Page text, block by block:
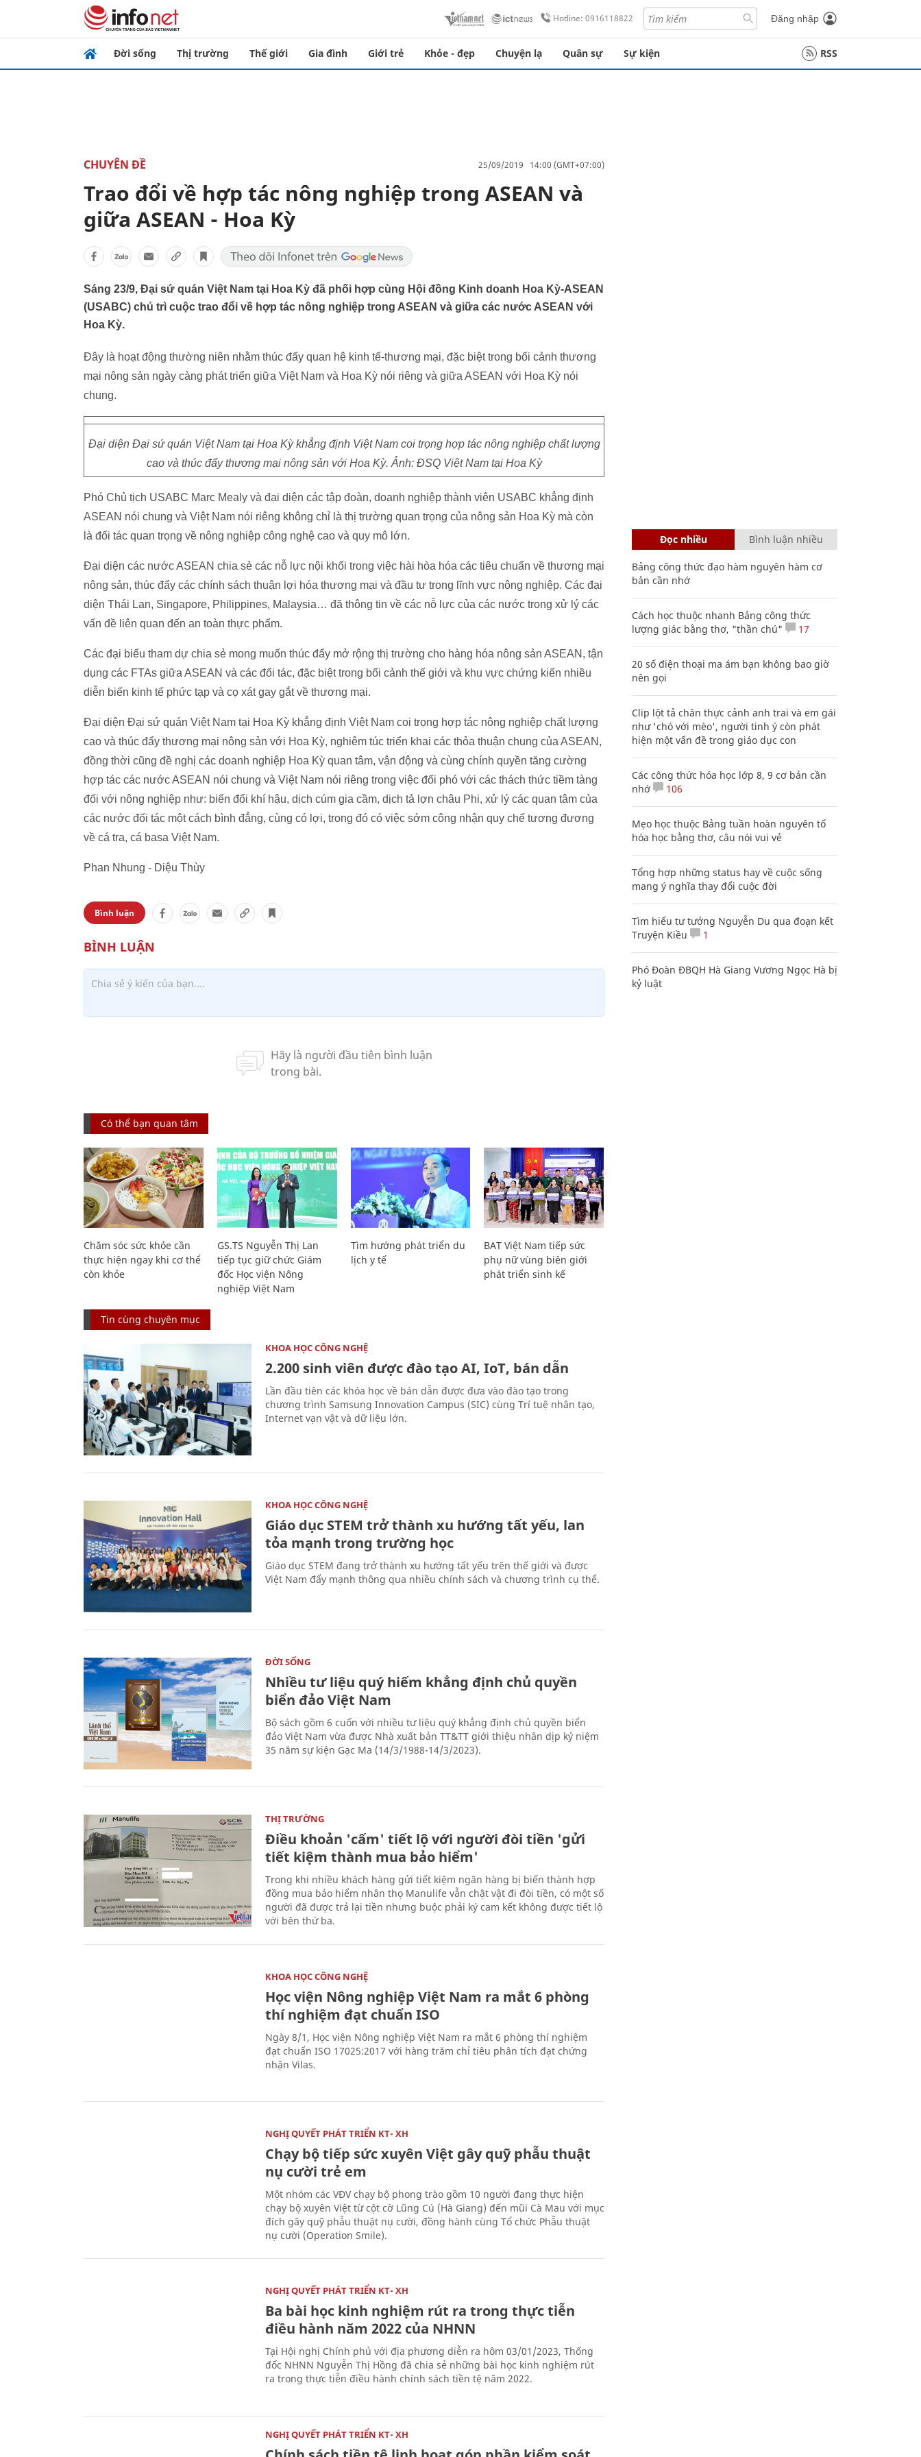
Hotline: 0916118822 Đăng nhập
Đời sống Thị trường Thế giới Gia đình Giới trẻ Khỏe - đẹp Chuyện lạ Quân sự Sự kiện RSS
CHUYÊN ĐỀ 25/09/2019 14:00 (GMT+07:00)
Trao đổi về hợp tác nông nghiệp trong ASEAN và
giữa ASEAN - Hoa Kỳ
Sáng 23/9, Đại sứ quán Việt Nam tại Hoa Kỳ đã phối hợp cùng Hội đồng Kinh doanh Hoa Kỳ-ASEAN
(USABC) chủ trì cuộc trao đổi về hợp tác nông nghiệp trong ASEAN và giữa các nước ASEAN với
Hoa Kỳ.
Đây là hoạt động thường niên nhằm thúc đẩy quan hệ kinh tế-thương mại, đặc biệt trong bối cảnh thương
mại nông sản ngày càng phát triển giữa Việt Nam và Hoa Kỳ nói riêng và giữa ASEAN với Hoa Kỳ nói
chung.
Đại diện Đại sứ quán Việt Nam tại Hoa Kỳ khẳng định Việt Nam coi trọng hợp tác nông nghiệp chất lượng
cao và thúc đẩy thương mại nông sản với Hoa Kỳ. Ảnh: ĐSQ Việt Nam tại Hoa Kỳ
Phó Chủ tịch USABC Marc Mealy và đại diện các tập đoàn, doanh nghiệp thành viên USABC khẳng định
ASEAN nói chung và Việt Nam nói riêng không chỉ là thị trường quan trọng của nông sản Hoa Kỳ mà còn
là đối tác quan trọng về nông nghiệp công nghệ cao và quy mô lớn.
Đại diện các nước ASEAN chia sẻ các nỗ lực nội khối trong việc hài hòa hóa các tiêu chuẩn về thương mại
nông sản, thúc đẩy các chính sách thuận lợi hóa thương mại và đầu tư trong lĩnh vực nông nghiệp. Các đại
diện Thái Lan, Singapore, Philippines, Malaysia… đã thông tin về các nỗ lực của các nước trong xử lý các
vấn đề liên quan đến an toàn thực phẩm.
Các đại biểu tham dự chia sẻ mong muốn thúc đẩy mở rộng thị trường cho hàng hóa nông sản ASEAN, tận
dụng các FTAs giữa ASEAN và các đối tác, đặc biệt trong bối cảnh thế giới và khu vực chứng kiến nhiều
diễn biến kinh tế phức tạp và cọ xát gay gắt về thương mại.
Đại diện Đại sứ quán Việt Nam tại Hoa Kỳ khẳng định Việt Nam coi trọng hợp tác nông nghiệp chất lượng
cao và thúc đẩy thương mại nông sản với Hoa Kỳ, nghiêm túc triển khai các thỏa thuận chung của ASEAN,
đồng thời cũng đề nghị các doanh nghiệp Hoa Kỳ quan tâm, vận động và cùng chính quyền tăng cường
hợp tác các nước ASEAN nói chung và Việt Nam nói riêng trong việc đối phó với các thách thức tiềm tàng
đối với nông nghiệp như: biến đổi khí hậu, dịch cúm gia cầm, dịch tả lợn châu Phi, xử lý các quan tâm của
các nước đối tác một cách bình đẳng, cùng có lợi, trong đó có việc sớm công nhận quy chế tương đương
về cá tra, cá basa Việt Nam.
Phan Nhung - Diệu Thùy
Bình luận
Có thể bạn quan tâm
Chăm sóc sức khỏe cần
thực hiện ngay khi cơ thể
còn khỏe
GS.TS Nguyễn Thị Lan
tiếp tục giữ chức Giám
đốc Học viện Nông
nghiệp Việt Nam
Tìm hướng phát triển du
lịch y tế
BAT Việt Nam tiếp sức
phụ nữ vùng biên giới
phát triển sinh kế
Tin cùng chuyên mục
KHOA HỌC CÔNG NGHỆ
2.200 sinh viên được đào tạo AI, IoT, bán dẫn
Lần đầu tiên các khóa học về bán dẫn được đưa vào đào tạo trong
chương trình Samsung Innovation Campus (SIC) cùng Trí tuệ nhân tạo,
Internet vạn vật và dữ liệu lớn.
KHOA HỌC CÔNG NGHỆ
Giáo dục STEM trở thành xu hướng tất yếu, lan
tỏa mạnh trong trường học
Giáo dục STEM đang trở thành xu hướng tất yếu trên thế giới và được
Việt Nam đẩy mạnh thông qua nhiều chính sách và chương trình cụ thể.
ĐỜI SỐNG
Nhiều tư liệu quý hiếm khẳng định chủ quyền
biển đảo Việt Nam
Bộ sách gồm 6 cuốn với nhiều tư liệu quý khẳng định chủ quyền biển
đảo Việt Nam vừa được Nhà xuất bản TT&TT giới thiệu nhân dịp kỷ niệm
35 năm sự kiện Gạc Ma (14/3/1988-14/3/2023).
THỊ TRƯỜNG
Điều khoản 'cấm' tiết lộ với người đòi tiền 'gửi
tiết kiệm thành mua bảo hiểm'
Trong khi nhiều khách hàng gửi tiết kiệm ngân hàng bị biến thành hợp
đồng mua bảo hiểm nhân thọ Manulife vẫn chật vật đi đòi tiền, có một số
người đã được trả lại tiền nhưng buộc phải ký cam kết không được tiết lộ
với bên thứ ba.
KHOA HỌC CÔNG NGHỆ
Học viện Nông nghiệp Việt Nam ra mắt 6 phòng
thí nghiệm đạt chuẩn ISO
Ngày 8/1, Học viện Nông nghiệp Việt Nam ra mắt 6 phòng thí nghiệm
đạt chuẩn ISO 17025:2017 với hàng trăm chỉ tiêu phân tích đạt chứng
nhận Vilas.
NGHỊ QUYẾT PHÁT TRIỂN KT- XH
Chạy bộ tiếp sức xuyên Việt gây quỹ phẫu thuật
nụ cười trẻ em
Một nhóm các VĐV chạy bộ phong trào gồm 10 người đang thực hiện
chạy bộ xuyên Việt từ cột cờ Lũng Cú (Hà Giang) đến mũi Cà Mau với mục
đích gây quỹ phẫu thuật nụ cười, đồng hành cùng Tổ chức Phẫu thuật
nụ cười (Operation Smile).
NGHỊ QUYẾT PHÁT TRIỂN KT- XH
Ba bài học kinh nghiệm rút ra trong thực tiễn
điều hành năm 2022 của NHNN
Tại Hội nghị Chính phủ với địa phương diễn ra hôm 03/01/2023, Thống
đốc NHNN Nguyễn Thị Hồng đã chia sẻ những bài học kinh nghiệm rút
ra trong thực tiễn điều hành chính sách tiền tệ năm 2022.
NGHỊ QUYẾT PHÁT TRIỂN KT- XH
Đọc nhiều Bình luận nhiều
Bảng công thức đạo hàm nguyên hàm cơ
bản cần nhớ
Cách học thuộc nhanh Bảng công thức
lượng giác bằng thơ, "thần chú"
17
20 số điện thoại ma ám bạn không bao giờ
nên gọi
Clip lột tả chân thực cảnh anh trai và em gái
như 'chó với mèo', người tinh ý còn phát
hiện một vấn đề trong giáo dục con
Các công thức hóa học lớp 8, 9 cơ bản cần
nhớ
106
Mẹo học thuộc Bảng tuần hoàn nguyên tố
hóa học bằng thơ, câu nói vui vẻ
Tổng hợp những status hay về cuộc sống
mang ý nghĩa thay đổi cuộc đời
Tìm hiểu tư tưởng Nguyễn Du qua đoạn kết
Truyện Kiều
1
Phó Đoàn ĐBQH Hà Giang Vương Ngọc Hà bị
kỷ luật